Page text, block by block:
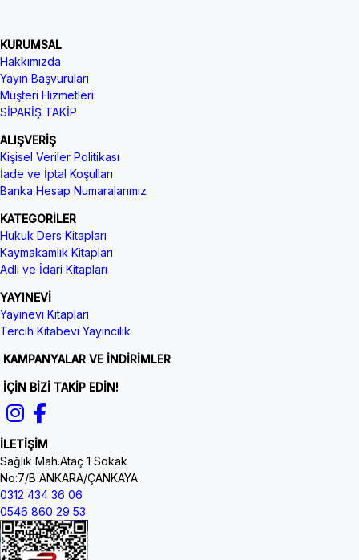
KURUMSAL
Hakkımızda
Yayın Başvuruları
Müşteri Hizmetleri
SİPARİŞ TAKİP
ALIŞVERİŞ
Kişisel Veriler Politikası
İade ve İptal Koşulları
Banka Hesap Numaralarımız
KATEGORİLER
Hukuk Ders Kitapları
Kaymakamlık Kitapları
Adli ve İdari Kitapları
YAYINEVİ
Yayınevi Kitapları
Tercih Kitabevi Yayıncılık
KAMPANYALAR VE İNDİRİMLER
İÇİN BİZİ TAKİP EDİN!
İLETİŞİM
Sağlık Mah.Ataç 1 Sokak
No:7/B ANKARA/ÇANKAYA
0312 434 36 06
0546 860 29 53